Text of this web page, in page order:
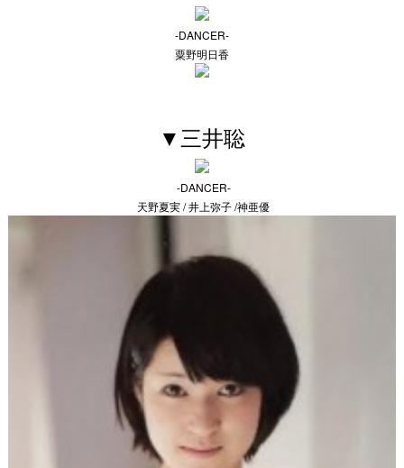
-DANCER-
粟野明日香
▼三井聡
-DANCER-
天野夏実 / 井上弥子 /神亜優